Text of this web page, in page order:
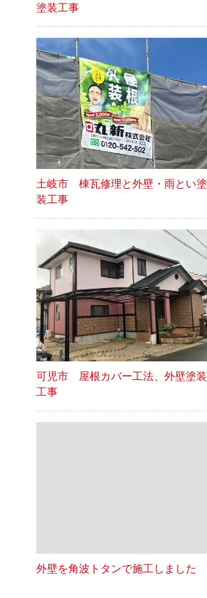
塗装工事
土岐市 棟瓦修理と外壁・雨とい塗
装工事
可児市 屋根カバー工法、外壁塗装
工事
外壁を角波トタンで施工しました